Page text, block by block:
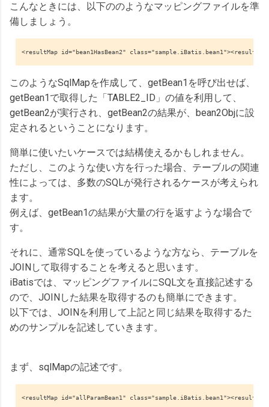
こんなときには、以下ののようなマッピングファイルを準
備しましょう。
<resultMap id="bean1HasBean2" class="sample.iBatis.bean1"><result
このようなSqlMapを作成して、getBean1を呼び出せば、
getBean1で取得した「TABLE2_ID」の値を利用して、
getBean2が実行され、getBean2の結果が、bean2Objに設
定されるということになります。
簡単に使いたいケースでは結構使えるかもしれません。
ただし、このような使い方を行った場合、テーブルの関連
性によっては、多数のSQLが発行されるケースが考えられ
ます。
例えば、getBean1の結果が大量の行を返すような場合で
す。
それに、通常SQLを使っているような方なら、テーブルを
JOINして取得することを考えると思います。
iBatisでは、マッピングファイルにSQL文を直接記述する
ので、JOINした結果を取得するのも簡単にできます。
以下では、JOINを利用して上記と同じ結果を取得するた
めのサンプルを記述していきます。
まず、sqlMapの記述です。
<resultMap id="allParamBean1" class="sample.iBatis.bean1"><result